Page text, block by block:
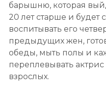
барышню, которая
20 лет старше и будет
воспитывать его
предыдущих жен,
обеды, мыть полы и
переплевывать
взрослых.